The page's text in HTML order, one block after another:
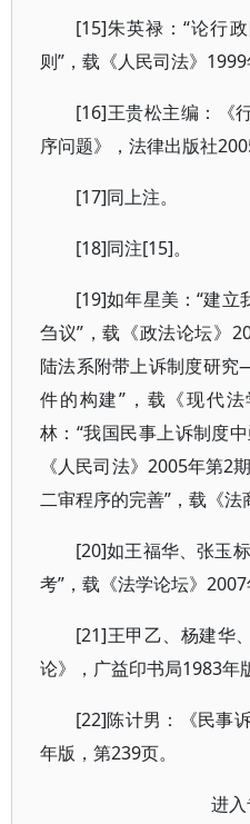
[15]朱英禄：“论行
则”，载《人民司法》1999
[16]王贵松主编：《
序问题》，法律出版社
[17]同上注。
[18]同注[15]。
[19]如年星美：“建立
刍议”，载《政法论坛》
陆法系附带上诉制度研
件的构建”，载《现代
林：“我国民事上诉制度
《人民司法》2005年第2
二审程序的完善”，载《法
[20]如王福华、张玉
考”，载《法学论坛》2007
[21]王甲乙、杨建华
论》，广益印书局1983年
[22]陈计男：《民事
年版，第239页。
进